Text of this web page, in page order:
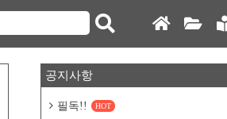
공지사항
필독!! HOT